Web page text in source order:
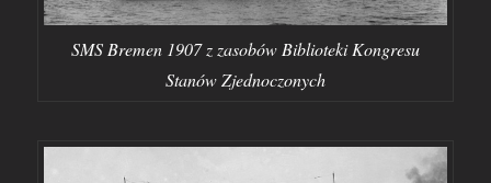
SMS Bremen 1907 z zasobów Biblioteki Kongresu
Stanów Zjednoczonych